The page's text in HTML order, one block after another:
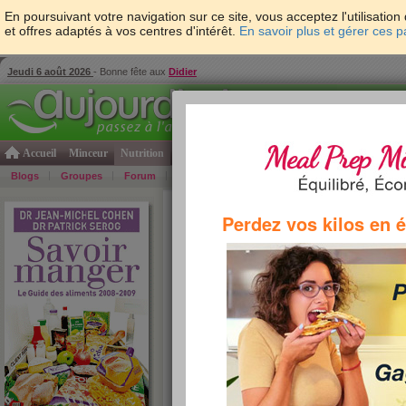
En poursuivant votre navigation sur ce site, vous acceptez
et offres adaptés à vos centres d'intérêt. En savoir plus et gérer ces
Jeudi 6 août 2026 - Bonne fête aux Didier
Accueil Minceur Nutrition Psycho & tests Forme & santé
Blogs Groupes Forum Bons Plans
(Heudebert)Perdez vos kilos en